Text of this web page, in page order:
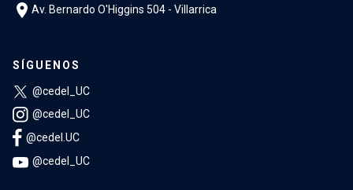
location_on Av. Bernardo O'Higgins 504 - Villarrica
SÍGUENOS
@cedel_UC
@cedel_UC
@cedel.UC
@cedel_UC